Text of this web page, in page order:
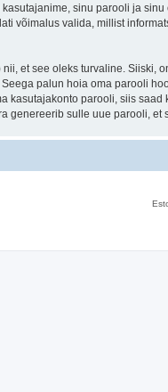
sinu parooli ja
võimalus valida, millist
et see oleks turvaline. Siiski,
Seega palun hoia oma parooli
kasutajakonto parooli, siis
genereerib sulle uue parooli, et